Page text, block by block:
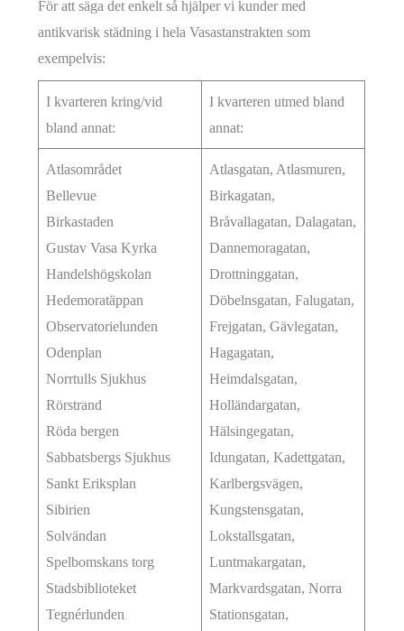
För att säga det enkelt så hjälper vi kunder med
antikvarisk städning i hela Vasastanstrakten som
exempelvis:
I kvarteren kring/vid
bland annat:
I kvarteren utmed bland
annat:
Atlasområdet
Bellevue
Birkastaden
Gustav Vasa Kyrka
Handelshögskolan
Hedemoratäppan
Observatorielunden
Odenplan
Norrtulls Sjukhus
Rörstrand
Röda bergen
Sabbatsbergs Sjukhus
Sankt Eriksplan
Sibirien
Solvändan
Spelbomskans torg
Stadsbiblioteket
Tegnérlunden
Atlasgatan, Atlasmuren,
Birkagatan,
Bråvallagatan, Dalagatan,
Dannemoragatan,
Drottninggatan,
Döbelnsgatan, Falugatan,
Frejgatan, Gävlegatan,
Hagagatan,
Heimdalsgatan,
Holländargatan,
Hälsingegatan,
Idungatan, Kadettgatan,
Karlbergsvägen,
Kungstensgatan,
Lokstallsgatan,
Luntmakargatan,
Markvardsgatan, Norra
Stationsgatan,